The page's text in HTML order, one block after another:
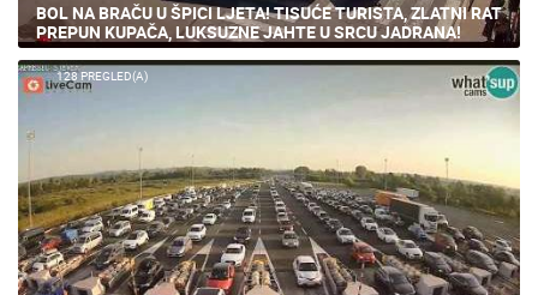
BOL NA BRAČU U ŠPICI LJETA! TISUĆE TURISTA, ZLATNI RAT
PREPUN KUPAČA, LUKSUZNE JAHTE U SRCU JADRANA!
128 PREGLED(A)